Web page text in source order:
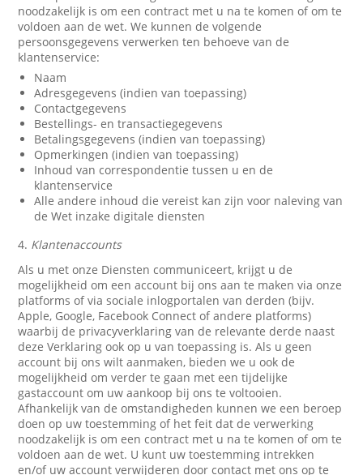
noodzakelijk is om een contract met u na te komen of om te
voldoen aan de wet. We kunnen de volgende
persoonsgegevens verwerken ten behoeve van de
klantenservice:
Naam
Adresgegevens (indien van toepassing)
Contactgegevens
Bestellings- en transactiegegevens
Betalingsgegevens (indien van toepassing)
Opmerkingen (indien van toepassing)
Inhoud van correspondentie tussen u en de
klantenservice
Alle andere inhoud die vereist kan zijn voor naleving van
de Wet inzake digitale diensten
4. Klantenaccounts
Als u met onze Diensten communiceert, krijgt u de
mogelijkheid om een account bij ons aan te maken via onze
platforms of via sociale inlogportalen van derden (bijv.
Apple, Google, Facebook Connect of andere platforms)
waarbij de privacyverklaring van de relevante derde naast
deze Verklaring ook op u van toepassing is. Als u geen
account bij ons wilt aanmaken, bieden we u ook de
mogelijkheid om verder te gaan met een tijdelijke
gastaccount om uw aankoop bij ons te voltooien.
Afhankelijk van de omstandigheden kunnen we een beroep
doen op uw toestemming of het feit dat de verwerking
noodzakelijk is om een contract met u na te komen of om te
voldoen aan de wet. U kunt uw toestemming intrekken
en/of uw account verwijderen door contact met ons op te